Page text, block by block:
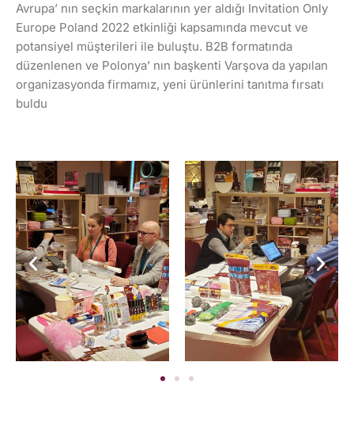
Avrupa’ nın seçkin markalarının yer aldığı Invitation Only
Europe Poland 2022 etkinliği kapsamında mevcut ve
potansiyel müşterileri ile buluştu. B2B formatında
düzenlenen ve Polonya’ nın başkenti Varşova da yapılan
organizasyonda firmamız, yeni ürünlerini tanıtma fırsatı
buldu